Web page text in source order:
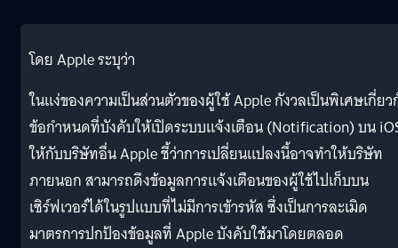
โดย Apple ระบุว่า
ในแง่ของความเป็นส่วนตัวของผู้ใช้ Apple กังวลเป็นพิเศษเกี่ย
ข้อกำหนดที่บังคับให้เปิดระบบแจ้งเตือน (Notification) บน
ให้กับบริษัทอื่น Apple ชี้ว่าการเปลี่ยนแปลงนี้อาจทำให้บริษัท
ภายนอก สามารถดึงข้อมูลการแจ้งเตือนของผู้ใช้ไปเก็บบน
เซิร์ฟเวอร์ได้ในรูปแบบที่ไม่มีการเข้ารหัส ซึ่งเป็นการละเมิด
มาตรการปกป้องข้อมูลที่ Apple บังคับใช้มาโดยตลอด